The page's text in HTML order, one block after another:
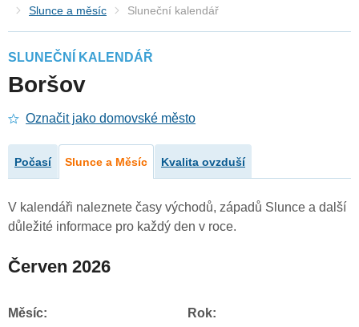
Slunce a měsíc
Sluneční kalendář
SLUNEČNÍ KALENDÁŘ
Boršov
Označit jako domovské město
Počasí Slunce a Měsíc Kvalita ovzduší
V kalendáři naleznete časy východů, západů Slunce a další
důležité informace pro každý den v roce.
Červen 2026
Měsíc: Rok: